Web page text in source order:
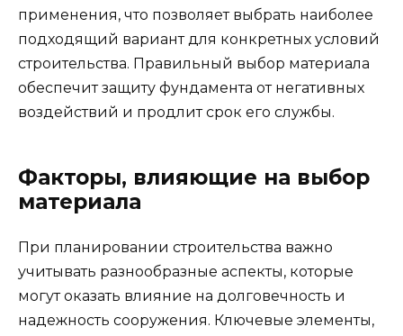
применения, что позволяет выбрать наиболее
подходящий вариант для конкретных условий
строительства. Правильный выбор материала
обеспечит защиту фундамента от негативных
воздействий и продлит срок его службы.
Факторы, влияющие на выбор
материала
При планировании строительства важно
учитывать разнообразные аспекты, которые
могут оказать влияние на долговечность и
надежность сооружения. Ключевые элементы,